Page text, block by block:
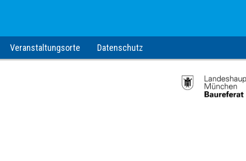
Veranstaltungsorte Datenschutz